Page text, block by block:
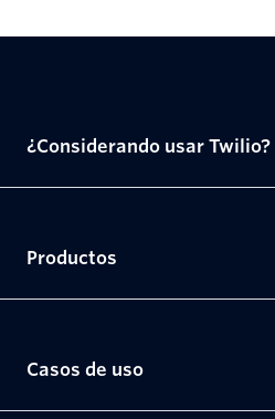
¿Considerando usar Twilio?
Productos
Casos de uso